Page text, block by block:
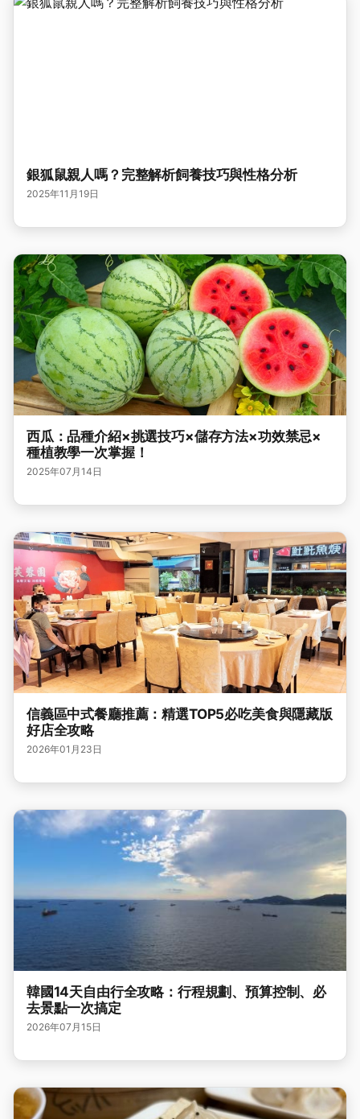
銀狐鼠親人嗎？完整解析飼養技巧與性格分析
2025年11月19日
西瓜：品種介紹×挑選技巧×儲存方法×功效禁忌×
種植教學一次掌握！
2025年07月14日
信義區中式餐廳推薦：精選TOP5必吃美食與隱藏版
好店全攻略
2026年01月23日
韓國14天自由行全攻略：行程規劃、預算控制、必
去景點一次搞定
2026年07月15日